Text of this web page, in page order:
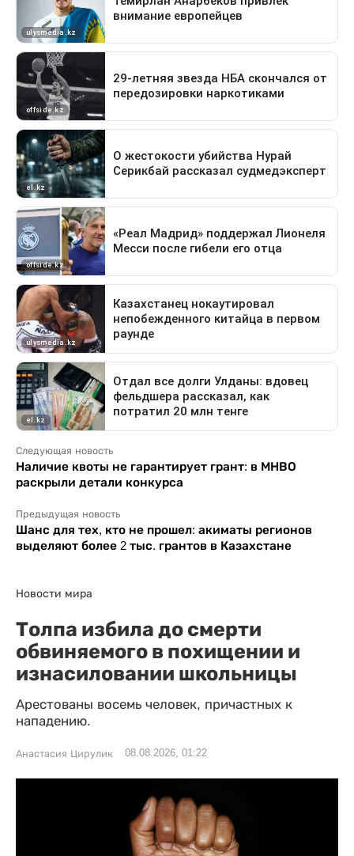
Следующая новость
Наличие квоты не гарантирует грант: в МНВО
раскрыли детали конкурса
Предыдущая новость
Шанс для тех, кто не прошел: акиматы регионов
выделяют более 2 тыс. грантов в Казахстане
Новости мира
Толпа избила до смерти
обвиняемого в похищении и
изнасиловании школьницы
Арестованы восемь человек, причастных к
нападению.
Анастасия Цирулик 08.08.2026, 01:22